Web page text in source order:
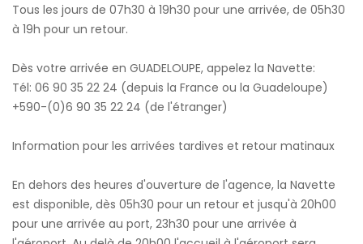
Tous les jours de 07h30 à 19h30 pour une arrivée, de 05h30
à 19h pour un retour.
Dès votre arrivée en GUADELOUPE, appelez la Navette:
Tél: 06 90 35 22 24 (depuis la France ou la Guadeloupe)
+590-(0)6 90 35 22 24 (de l'étranger)
Information pour les arrivées tardives et retour matinaux
En dehors des heures d'ouverture de l'agence, la Navette
est disponible, dès 05h30 pour un retour et jusqu'à 20h00
pour une arrivée au port, 23h30 pour une arrivée à